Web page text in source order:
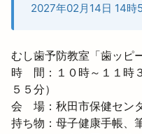
2027年02月14日 14時
むし歯予防教室「歯ッピ
時　間：１０時～１１時
５５分）
会　場：秋田市保健セン
持ち物：母子健康手帳、